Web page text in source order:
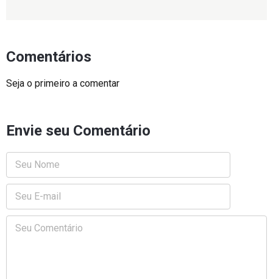
Comentários
Seja o primeiro a comentar
Envie seu Comentário